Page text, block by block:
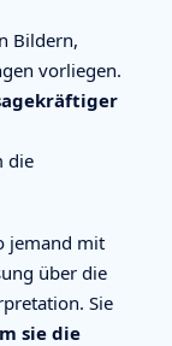
Bildern,
vorliegen.
die
jemand mit
über die
Sie
sie die